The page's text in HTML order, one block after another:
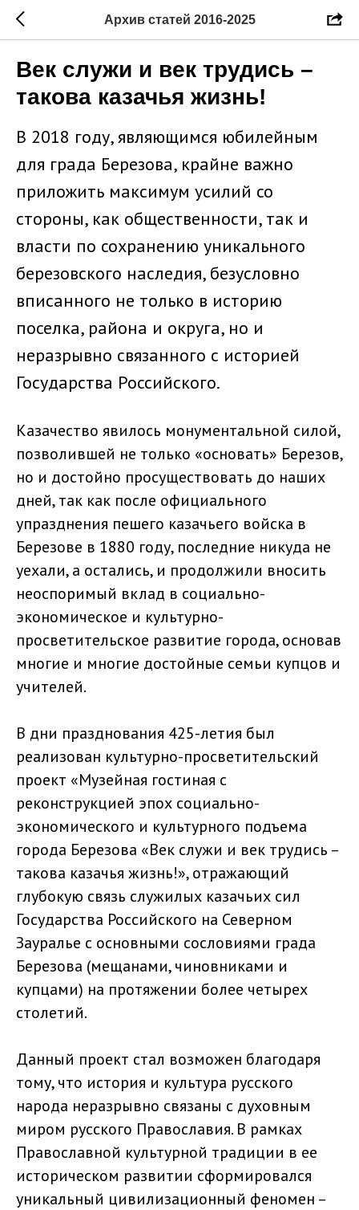
Архив статей 2016-2025
Век служи и век трудись –
такова казачья жизнь!
В 2018 году, являющимся юбилейным
для града Березова, крайне важно
приложить максимум усилий со
стороны, как общественности, так и
власти по сохранению уникального
березовского наследия, безусловно
вписанного не только в историю
поселка, района и округа, но и
неразрывно связанного с историей
Государства Российского.
Казачество явилось монументальной силой,
позволившей не только «основать» Березов,
но и достойно просуществовать до наших
дней, так как после официального
упразднения пешего казачьего войска в
Березове в 1880 году, последние никуда не
уехали, а остались, и продолжили вносить
неоспоримый вклад в социально-
экономическое и культурно-
просветительское развитие города, основав
многие и многие достойные семьи купцов и
учителей.
В дни празднования 425-летия был
реализован культурно-просветительский
проект «Музейная гостиная с
реконструкцией эпох социально-
экономического и культурного подъема
города Березова «Век служи и век трудись –
такова казачья жизнь!», отражающий
глубокую связь служилых казачьих сил
Государства Российского на Северном
Зауралье с основными сословиями града
Березова (мещанами, чиновниками и
купцами) на протяжении более четырех
столетий.
Данный проект стал возможен благодаря
тому, что история и культура русского
народа неразрывно связаны с духовным
миром русского Православия. В рамках
Православной культурной традиции в ее
историческом развитии сформировался
уникальный цивилизационный феномен –